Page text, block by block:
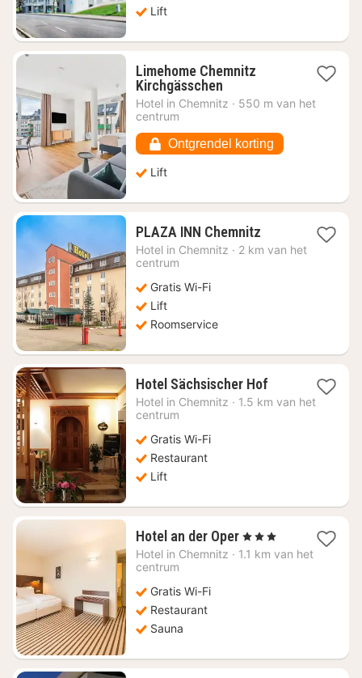
Lift
Limehome Chemnitz
Kirchgässchen1
nacht
54,91
Hotel in Chemnitz · 550 m van het
centrum
Ontgrendel korting
Lift
PLAZA INN Chemnitz1
nacht
Hotel in Chemnitz · 2 km van het
centrum
Gratis Wi-Fi
Lift
Roomservice
Hotel Sächsischer Hof1
nacht
Hotel in Chemnitz · 1.5 km van het
centrum
Gratis Wi-Fi
Restaurant
Lift
Hotel an der Oper1
nacht
, 3 Sterren
Hotel in Chemnitz · 1.1 km van het
centrum
Gratis Wi-Fi
Restaurant
Sauna